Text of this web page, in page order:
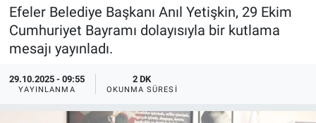
Efeler Belediye Başkanı Anıl Yetişkin, 29 Ekim
Cumhuriyet Bayramı dolayısıyla bir kutlama
mesajı yayınladı.
29.10.2025 - 09:55
YAYINLANMA
2 DK
OKUNMA SÜRESI